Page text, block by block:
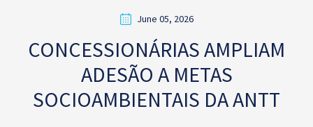
June 05, 2026
CONCESSIONÁRIAS AMPLIAM
ADESÃO A METAS
SOCIOAMBIENTAIS DA ANTT